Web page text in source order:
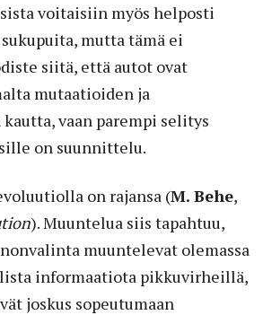
voitaisiin myös helposti
mutta tämä ei
siitä, että autot ovat
mutaatioiden ja
vaan parempi selitys
on suunnittelu.
on rajansa (M. Behe,
). Muuntelua siis tapahtuu,
muuntelevat olemassa
informaatiota pikkuvirheillä,
joskus sopeutumaan